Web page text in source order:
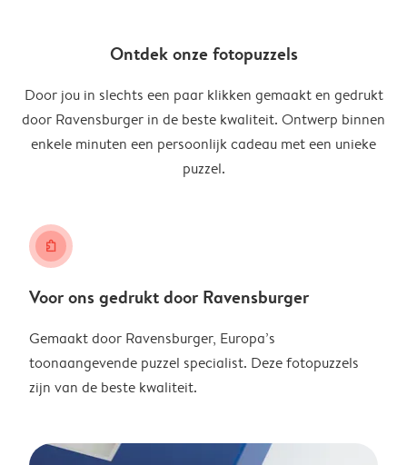
Ontdek onze fotopuzzels
Door jou in slechts een paar klikken gemaakt en gedrukt
door Ravensburger in de beste kwaliteit. Ontwerp binnen
enkele minuten een persoonlijk cadeau met een unieke
puzzel.
puzzle
Voor ons gedrukt door Ravensburger
Gemaakt door Ravensburger, Europa’s
toonaangevende puzzel specialist. Deze fotopuzzels
zijn van de beste kwaliteit.